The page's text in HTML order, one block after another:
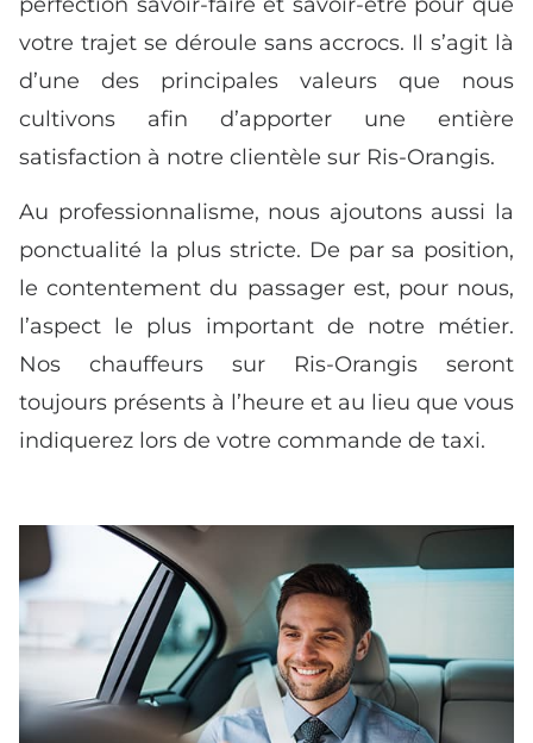
votre trajet se déroule sans accrocs. Il s’agit là
d’une des principales valeurs que nous
cultivons afin d’apporter une entière
satisfaction à notre clientèle sur Ris-Orangis.
Au professionnalisme, nous ajoutons aussi la
ponctualité la plus stricte. De par sa position,
le contentement du passager est, pour nous,
l’aspect le plus important de notre métier.
Nos chauffeurs sur Ris-Orangis seront
toujours présents à l’heure et au lieu que vous
indiquerez lors de votre commande de taxi.